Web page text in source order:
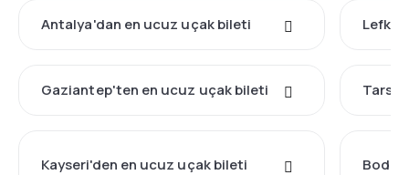
Antalya'dan en ucuz uçak bileti
Gaziantep'ten en ucuz uçak bileti
Kayseri'den en ucuz uçak bileti